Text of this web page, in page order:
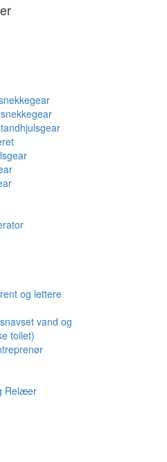
og lettere
vand og
toilet)
Relæer